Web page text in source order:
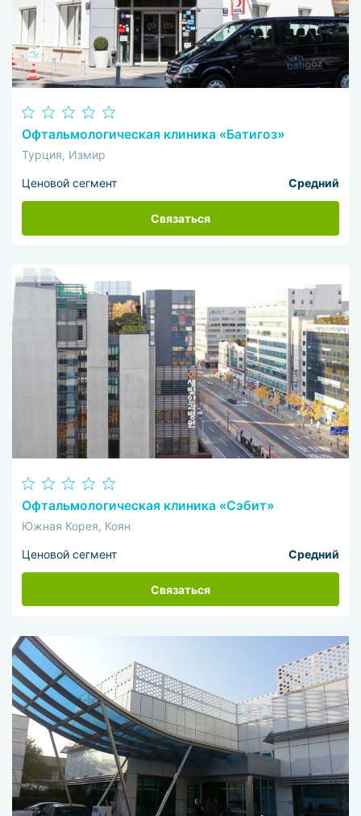
Офтальмологическая клиника «Батигоз»
Турция, Измир
Ценовой сегмент Средний
Связаться
Офтальмологическая клиника «Сэбит»
Южная Корея, Коян
Ценовой сегмент Средний
Связаться